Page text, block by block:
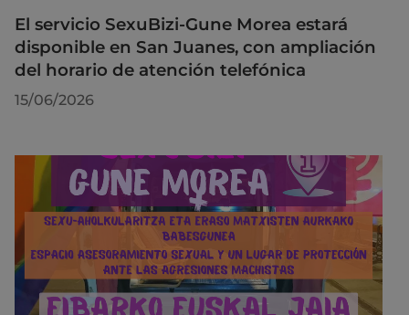
El servicio SexuBizi-Gune Morea estará
disponible en San Juanes, con ampliación
del horario de atención telefónica
15/06/2026